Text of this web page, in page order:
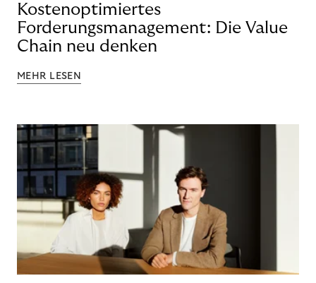
Kostenoptimiertes
Forderungsmanagement: Die Value
Chain neu denken
MEHR LESEN